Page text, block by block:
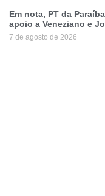
Em nota, PT da
apoio a Veneziano e
7 de agosto de 2026